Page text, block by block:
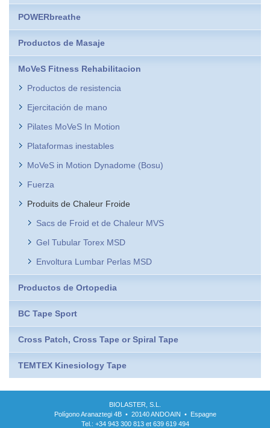
POWERbreathe
Productos de Masaje
MoVeS Fitness Rehabilitacion
Productos de resistencia
Ejercitación de mano
Pilates MoVeS In Motion
Plataformas inestables
MoVeS in Motion Dynadome (Bosu)
Fuerza
Produits de Chaleur Froide
Sacs de Froid et de Chaleur MVS
Gel Tubular Torex MSD
Envoltura Lumbar Perlas MSD
Productos de Ortopedia
BC Tape Sport
Cross Patch, Cross Tape or Spiral Tape
TEMTEX Kinesiology Tape
BIOLASTER, S.L.
Polígono Aranaztegi 4B • 20140 ANDOAIN • Espagne
Tel.: +34 943 300 813 et 639 619 494